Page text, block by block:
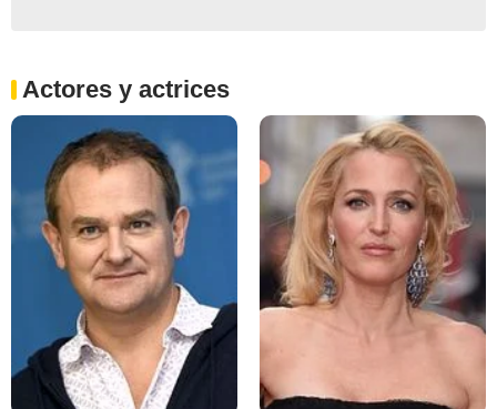
Actores y actrices